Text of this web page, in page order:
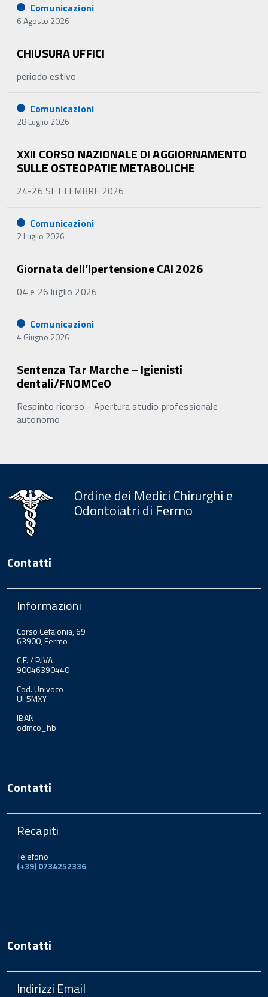
Comunicazioni
6 Agosto 2026
CHIUSURA UFFICI
periodo estivo
Comunicazioni
28 Luglio 2026
XXII CORSO NAZIONALE DI AGGIORNAMENTO
SULLE OSTEOPATIE METABOLICHE
24-26 SETTEMBRE 2026
Comunicazioni
2 Luglio 2026
Giornata dell’Ipertensione CAI 2026
04 e 26 luglio 2026
Comunicazioni
4 Giugno 2026
Sentenza Tar Marche – Igienisti
dentali/FNOMCeO
Respinto ricorso - Apertura studio professionale
autonomo
Ordine dei Medici Chirurghi e
Odontoiatri di Fermo
Contatti
Informazioni
Corso Cefalonia, 69
63900, Fermo
C.F. / P.IVA
90046390440
Cod. Univoco
UF5MXY
IBAN
odmco_hb
Contatti
Recapiti
Telefono
(+39) 0734252336
Contatti
Indirizzi Email